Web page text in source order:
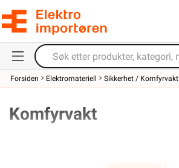
Forsiden Elektromateriell Sikkerhet / Komfyrvakt
Komfyrvakt